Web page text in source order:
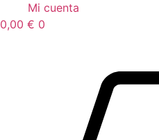
Mi cuenta
0,00 € 0